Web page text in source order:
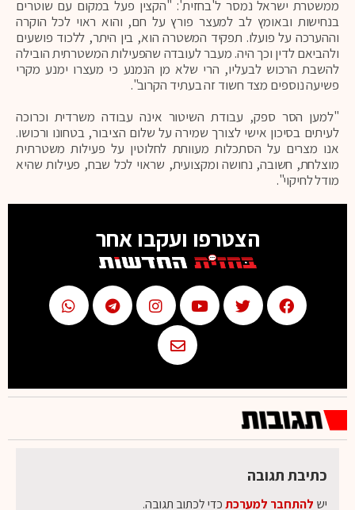
ממשטרת ישראל נמסר ל'בחזית': "הקצין פעל במקום עם שוטרים
בנחישות ובאומץ לב למעצר פורץ על חם, והוא ראוי לכל הוקרה
וההערכה על פועלו. תפקיד המשטרה הוא, בין היתר, ללכוד פושעים
ולהביאם לדין וכך היה. מעבר לעובדה שהפעילות המשטרתית הובילה
להשבת הרכוש לבעליו, הרי שלא מן הנמנע כי מעצרו ימנע מקרי
פשיעה נוספים מצד חשוד זה בעתיד הקרוב".
"למען הסר ספק, עבודת השיטור אינה עבודה משרדית וכרוכה
לעיתים בסיכון אישי לצורך שמירה על שלום הציבור, בטחונו ורכושו.
אנו מצרים על הסתכלות מעוותת לחלוטין על פעילות משטרתית
מוצלחת, חשובה, נחושה ומקצועית, שראוי לכל שבח, פעילות שהיא
מודל לחיקוי".
הצטרפו ועקבו אחר
כתיבת תגובה
יש להתחבר למערכתכדי לכתוב תגובה.